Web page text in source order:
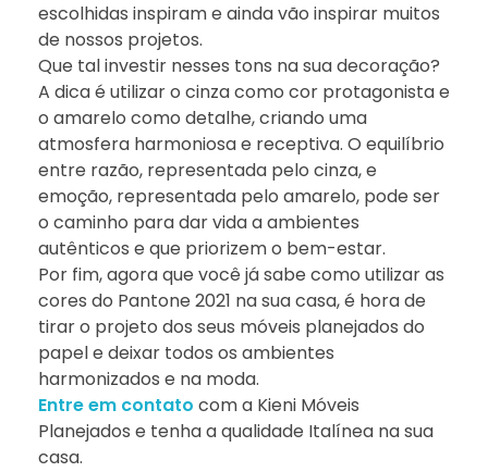
escolhidas inspiram e ainda vão inspirar muitos
de nossos projetos.
Que tal investir nesses tons na sua decoração?
A dica é utilizar o cinza como cor protagonista e
o amarelo como detalhe, criando uma
atmosfera harmoniosa e receptiva. O equilíbrio
entre razão, representada pelo cinza, e
emoção, representada pelo amarelo, pode ser
o caminho para dar vida a ambientes
autênticos e que priorizem o bem-estar.
Por fim, agora que você já sabe como utilizar as
cores do Pantone 2021 na sua casa, é hora de
tirar o projeto dos seus móveis planejados do
papel e deixar todos os ambientes
harmonizados e na moda.
Entre em contato com a Kieni Móveis
Planejados e tenha a qualidade Italínea na sua
casa.